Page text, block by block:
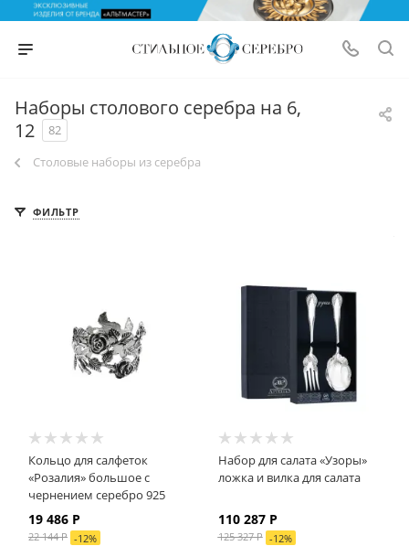
Наборы столового серебра на 6,
12
82
Столовые наборы из серебра
ФИЛЬТР
Кольцо для салфеток
«Розалия» большое с
чернением серебро 925
19 486 Р
22 144Р -12%
Набор для салата «Узоры»
ложка и вилка для салата
110 287Р
125 327Р -12%